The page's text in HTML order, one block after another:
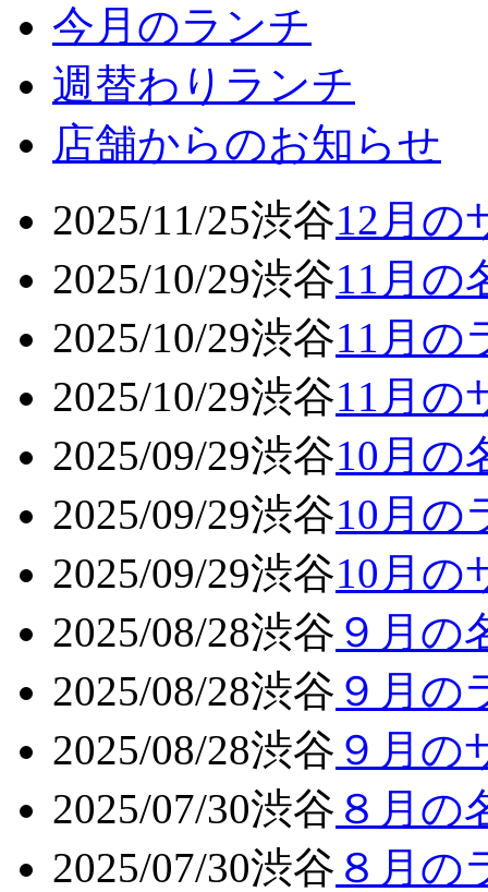
今月のランチ
週替わりランチ
店舗からのお知らせ
2025/11/25渋谷12月の
2025/10/29渋谷11月の
2025/10/29渋谷11月の
2025/10/29渋谷11月の
2025/09/29渋谷10月の
2025/09/29渋谷10月の
2025/09/29渋谷10月の
2025/08/28渋谷 ９月の
2025/08/28渋谷 ９月の
2025/08/28渋谷 ９月の
2025/07/30渋谷 ８月の
2025/07/30渋谷 ８月の